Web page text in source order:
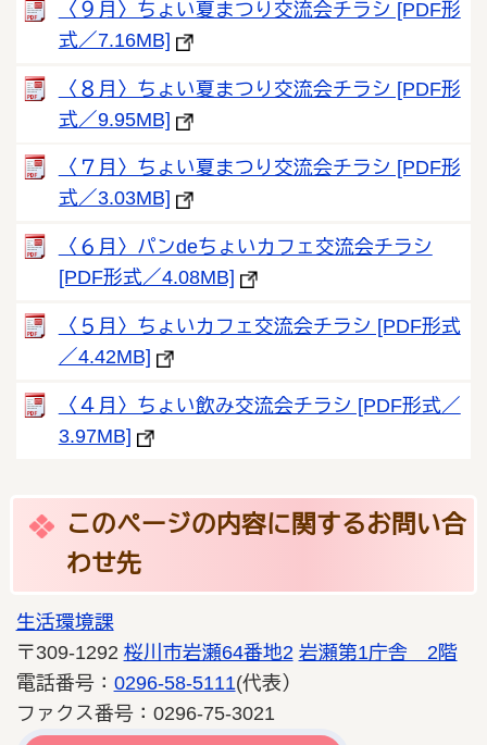
〈９月〉ちょい夏まつり交流会チラシ [PDF形
式／7.16MB]
〈８月〉ちょい夏まつり交流会チラシ [PDF形
式／9.95MB]
〈７月〉ちょい夏まつり交流会チラシ [PDF形
式／3.03MB]
〈６月〉パンdeちょいカフェ交流会チラシ
[PDF形式／4.08MB]
〈５月〉ちょいカフェ交流会チラシ [PDF形式
／4.42MB]
〈４月〉ちょい飲み交流会チラシ [PDF形式／
3.97MB]
このページの内容に関するお問い合
わせ先
生活環境課
〒309-1292 桜川市岩瀬64番地2 岩瀬第1庁舎 2階
電話番号： 0296-58-5111(代表）
ファクス番号：0296-75-3021